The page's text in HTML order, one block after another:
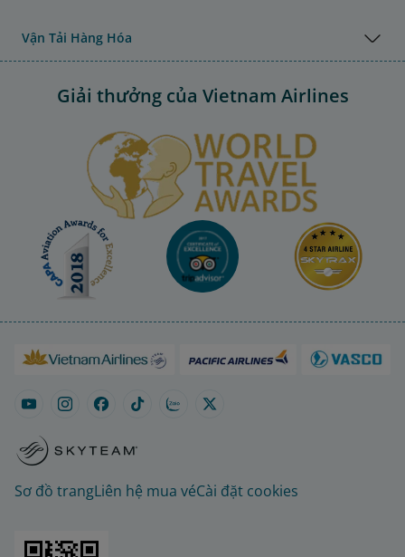
Vận Tải Hàng Hóa
Giải thưởng của Vietnam Airlines
Sơ đồ trangLiên hệ mua véCài đặt cookies